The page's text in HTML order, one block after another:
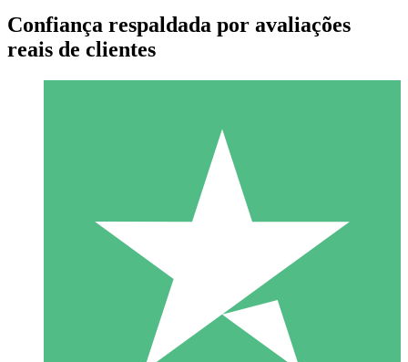
Pacotes de Créditos Individuais
Pague conforme o uso com créditos de download. Sem
1000
Confiança respaldada por avaliações
reais de clientes